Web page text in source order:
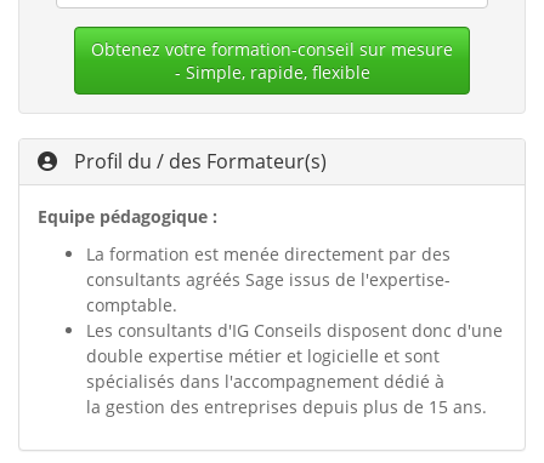
Obtenez votre formation-conseil sur mesure
- Simple, rapide, flexible
Profil du / des Formateur(s)
Equipe pédagogique :
La formation est menée directement par des
consultants agréés Sage issus de l'expertise-
comptable.
Les consultants d'IG Conseils disposent donc d'une
double expertise métier et logicielle et sont
spécialisés dans l'accompagnement dédié à
la gestion des entreprises depuis plus de 15 ans.